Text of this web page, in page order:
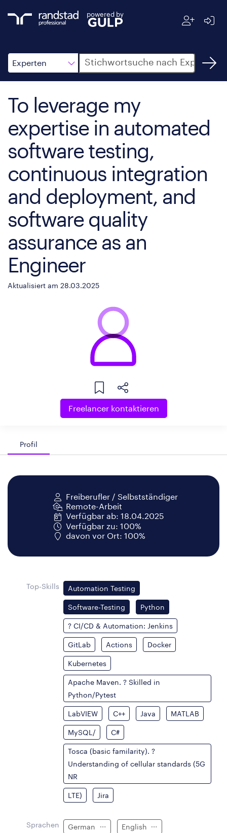
powered by
Experten
Suche
To leverage my
expertise in automated
software testing,
continuous integration
and deployment, and
software quality
assurance as an
Engineer
Aktualisiert am 28.03.2025
Freelancer kontaktieren
Profil
Freiberufler / Selbstständiger
Remote-Arbeit
Verfügbar ab: 18.04.2025
Verfügbar zu: 100%
davon vor Ort: 100%
Top-Skills Automation Testing
Software-Testing Python
? CI/CD & Automation: Jenkins
GitLab Actions Docker
Kubernetes
Apache Maven. ? Skilled in
Python/Pytest
LabVIEW C++ Java MATLAB
MySQL/ C#
Tosca (basic familarity). ?
Understanding of cellular standards (5G
NR
LTE) Jira
Sprachen German English